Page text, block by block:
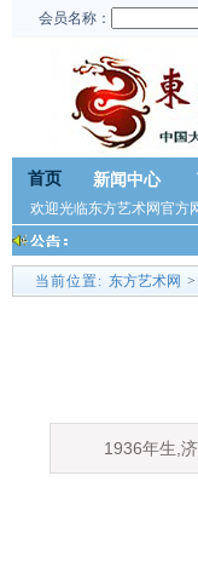
会员名称：
首页 新闻中心
欢迎光临东方艺术网官方
当前位置: 东方艺术网 >
1936年生